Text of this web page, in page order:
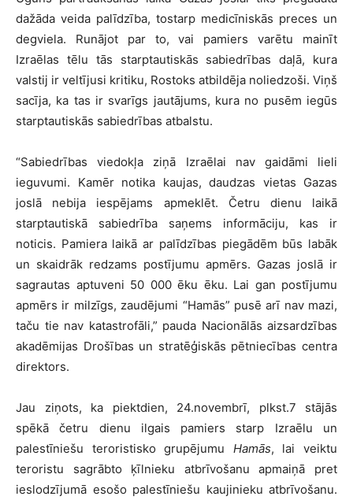
dažāda veida palīdzība, tostarp medicīniskās preces un
degviela. Runājot par to, vai pamiers varētu mainīt
Izraēlas tēlu tās starptautiskās sabiedrības daļā, kura
valstij ir veltījusi kritiku, Rostoks atbildēja noliedzoši. Viņš
sacīja, ka tas ir svarīgs jautājums, kura no pusēm iegūs
starptautiskās sabiedrības atbalstu.
“Sabiedrības viedokļa ziņā Izraēlai nav gaidāmi lieli
ieguvumi. Kamēr notika kaujas, daudzas vietas Gazas
joslā nebija iespējams apmeklēt. Četru dienu laikā
starptautiskā sabiedrība saņems informāciju, kas ir
noticis. Pamiera laikā ar palīdzības piegādēm būs labāk
un skaidrāk redzams postījumu apmērs. Gazas joslā ir
sagrautas aptuveni 50 000 ēku ēku. Lai gan postījumu
apmērs ir milzīgs, zaudējumi “Hamās” pusē arī nav mazi,
taču tie nav katastrofāli,” pauda Nacionālās aizsardzības
akadēmijas Drošības un stratēģiskās pētniecības centra
direktors.
Jau ziņots, ka piektdien, 24.novembrī, plkst.7 stājās
spēkā četru dienu ilgais pamiers starp Izraēlu un
palestīniešu teroristisko grupējumu Hamās, lai veiktu
teroristu sagrābto ķīlnieku atbrīvošanu apmaiņā pret
ieslodzījumā esošo palestīniešu kaujinieku atbrīvošanu.